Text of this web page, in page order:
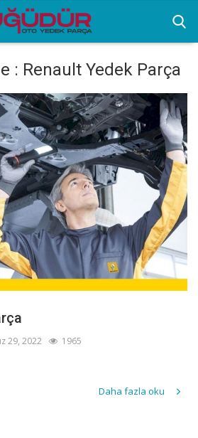
: Renault Yedek Parça
29, 2022 1965
Daha fazla oku